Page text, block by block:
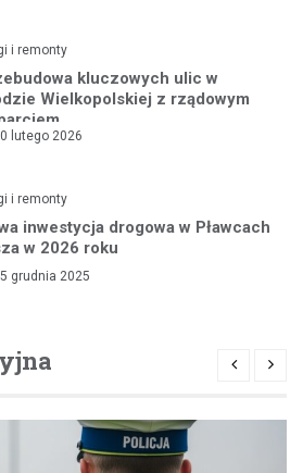
i remonty
kluczowych ulic w
Wielkopolskiej z rządowym
lutego 2026
i remonty
inwestycja drogowa w Pławcach
w 2026 roku
grudnia 2025